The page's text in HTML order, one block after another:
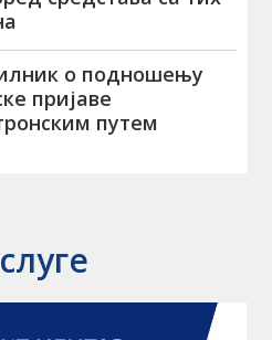
о подношењу
пријаве
путем